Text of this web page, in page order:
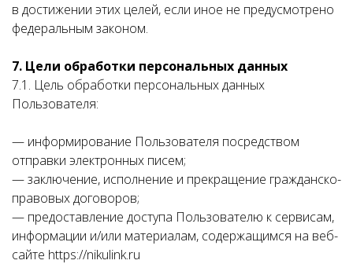
в достижении этих целей, если иное не предусмотрено
федеральным законом.
7. Цели обработки персональных данных
7.1. Цель обработки персональных данных
Пользователя:
— информирование Пользователя посредством
отправки электронных писем;
— заключение, исполнение и прекращение гражданско-
правовых договоров;
— предоставление доступа Пользователю к сервисам,
информации и/или материалам, содержащимся на веб-
сайте https://nikulink.ru